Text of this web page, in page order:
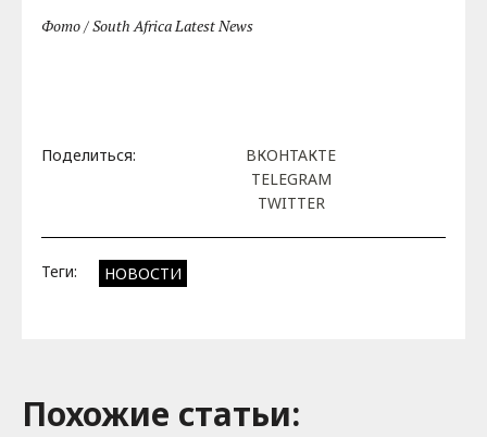
Фото / South Africa Latest News
Поделиться:
ВКОНТАКТЕ
TELEGRAM
TWITTER
Теги: НОВОСТИ
Похожие cтатьи: